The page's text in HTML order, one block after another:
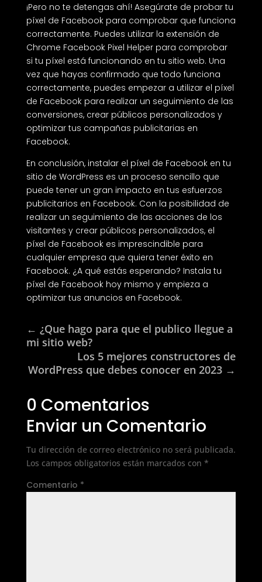
¡Pero no te detengas ahí! Asegúrate de probar tu
píxel de Facebook para comprobar que funciona
correctamente. Puedes utilizar la extensión de
Chrome Facebook Pixel Helper para comprobar
si tu píxel está funcionando en tu sitio web. Una
vez que hayas confirmado que todo funciona
correctamente, puedes empezar a utilizar el píxel
de Facebook para realizar un seguimiento de las
conversiones, crear públicos personalizados y
optimizar tus campañas publicitarias en
Facebook.
En conclusión, instalar el píxel de Facebook en tu
sitio de WordPress es un proceso sencillo que
puede tener un gran impacto en tus esfuerzos
publicitarios en Facebook. Con la posibilidad de
realizar un seguimiento de las acciones de los
visitantes y crear públicos personalizados, el
píxel de Facebook es imprescindible para
cualquier empresa que quiera tener éxito en
Facebook. ¿A qué estás esperando? Instala tu
píxel de Facebook hoy mismo y empieza a
optimizar tus anuncios en Facebook.
← ¿Que hago para que el publico llegue a
mi sitio web?
Los 5 mejores constructores de
WordPress que debes conocer en 2023 →
0 Comentarios
Enviar un Comentario
Tu dirección de correo electrónico no será publicada.
Los campos obligatorios están marcados con *
Comentario *